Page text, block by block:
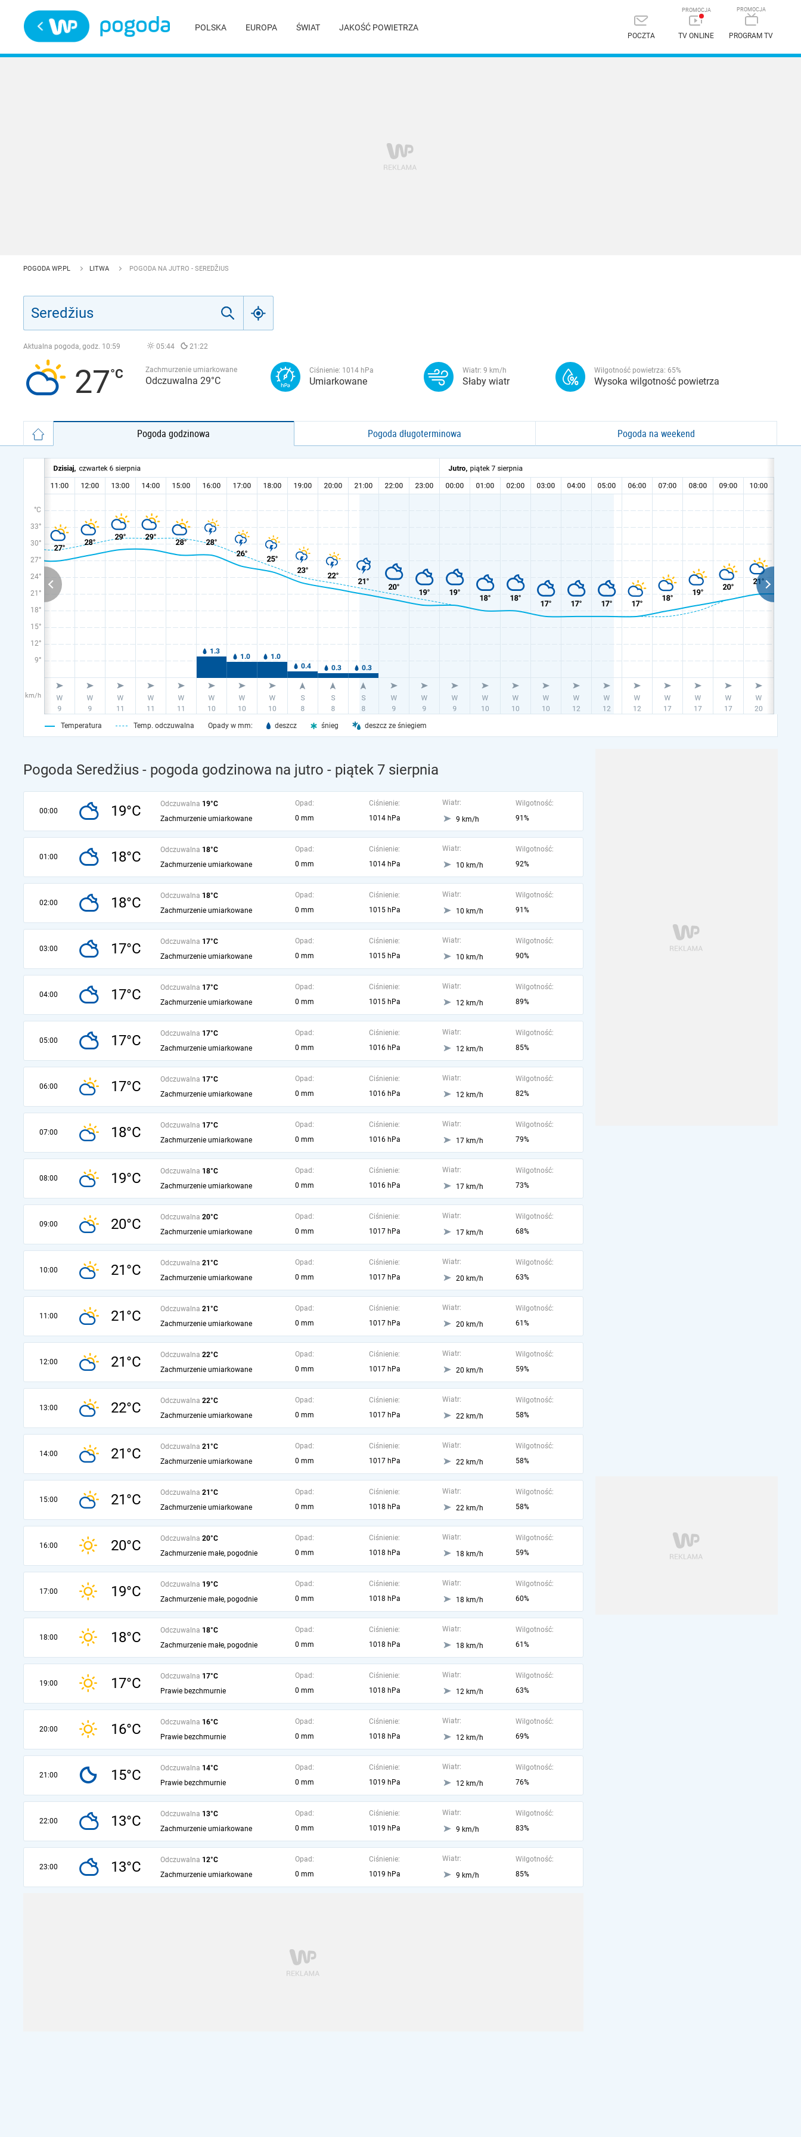
POLSKA EUROPA ŚWIAT JAKOŚĆ POWIETRZA
POCZTA TV ONLINE PROGRAM TV
POGODA WP.PL LITWA POGODA NA JUTRO - SEREDŽIUS
Aktualna pogoda, godz. 10:59 05:44 21:22
27 Zachmurzenie umiarkowane
Odczuwalna 29°C
Ciśnienie: 1014 hPa
Umiarkowane
Wiatr: 9 km/h
Słaby wiatr
Wilgotność powietrza: 65%
Wysoka wilgotność powietrza
Pogoda godzinowa Pogoda długoterminowa Pogoda na weekend
°C
33°
30°
27°
24°
21°
18°
15°
12°
9°
km/h
Temperatura Temp. odczuwalna Opady w mm: deszcz śnieg deszcz ze śniegiem
Pogoda Seredžius - pogoda godzinowa na jutro - piątek 7 sierpnia
00:00 19°C Odczuwalna 19°C
Zachmurzenie umiarkowane
Opad:
0 mm
Ciśnienie:
1014 hPa
Wiatr:
9 km/h
Wilgotność:
91%
01:00 18°C Odczuwalna 18°C
Zachmurzenie umiarkowane
Opad:
0 mm
Ciśnienie:
1014 hPa
Wiatr:
10 km/h
Wilgotność:
92%
02:00 18°C Odczuwalna 18°C
Zachmurzenie umiarkowane
Opad:
0 mm
Ciśnienie:
1015 hPa
Wiatr:
10 km/h
Wilgotność:
91%
03:00 17°C Odczuwalna 17°C
Zachmurzenie umiarkowane
Opad:
0 mm
Ciśnienie:
1015 hPa
Wiatr:
10 km/h
Wilgotność:
90%
04:00 17°C Odczuwalna 17°C
Zachmurzenie umiarkowane
Opad:
0 mm
Ciśnienie:
1015 hPa
Wiatr:
12 km/h
Wilgotność:
89%
05:00 17°C Odczuwalna 17°C
Zachmurzenie umiarkowane
Opad:
0 mm
Ciśnienie:
1016 hPa
Wiatr:
12 km/h
Wilgotność:
85%
06:00 17°C Odczuwalna 17°C
Zachmurzenie umiarkowane
Opad:
0 mm
Ciśnienie:
1016 hPa
Wiatr:
12 km/h
Wilgotność:
82%
07:00 18°C Odczuwalna 17°C
Zachmurzenie umiarkowane
Opad:
0 mm
Ciśnienie:
1016 hPa
Wiatr:
17 km/h
Wilgotność:
79%
08:00 19°C Odczuwalna 18°C
Zachmurzenie umiarkowane
Opad:
0 mm
Ciśnienie:
1016 hPa
Wiatr:
17 km/h
Wilgotność:
73%
09:00 20°C Odczuwalna 20°C
Zachmurzenie umiarkowane
Opad:
0 mm
Ciśnienie:
1017 hPa
Wiatr:
17 km/h
Wilgotność:
68%
10:00 21°C Odczuwalna 21°C
Zachmurzenie umiarkowane
Opad:
0 mm
Ciśnienie:
1017 hPa
Wiatr:
20 km/h
Wilgotność:
63%
11:00 21°C Odczuwalna 21°C
Zachmurzenie umiarkowane
Opad:
0 mm
Ciśnienie:
1017 hPa
Wiatr:
20 km/h
Wilgotność:
61%
12:00 21°C Odczuwalna 22°C
Zachmurzenie umiarkowane
Opad:
0 mm
Ciśnienie:
1017 hPa
Wiatr:
20 km/h
Wilgotność:
59%
13:00 22°C Odczuwalna 22°C
Zachmurzenie umiarkowane
Opad:
0 mm
Ciśnienie:
1017 hPa
Wiatr:
22 km/h
Wilgotność:
58%
14:00 21°C Odczuwalna 21°C
Zachmurzenie umiarkowane
Opad:
0 mm
Ciśnienie:
1017 hPa
Wiatr:
22 km/h
Wilgotność:
58%
15:00 21°C Odczuwalna 21°C
Zachmurzenie umiarkowane
Opad:
0 mm
Ciśnienie:
1018 hPa
Wiatr:
22 km/h
Wilgotność:
58%
16:00 20°C Odczuwalna 20°C
Zachmurzenie małe, pogodnie
Opad:
0 mm
Ciśnienie:
1018 hPa
Wiatr:
18 km/h
Wilgotność:
59%
17:00 19°C Odczuwalna 19°C
Zachmurzenie małe, pogodnie
Opad:
0 mm
Ciśnienie:
1018 hPa
Wiatr:
18 km/h
Wilgotność:
60%
18:00 18°C Odczuwalna 18°C
Zachmurzenie małe, pogodnie
Opad:
0 mm
Ciśnienie:
1018 hPa
Wiatr:
18 km/h
Wilgotność:
61%
19:00 17°C Odczuwalna 17°C
Prawie bezchmurnie
Opad:
0 mm
Ciśnienie:
1018 hPa
Wiatr:
12 km/h
Wilgotność:
63%
20:00 16°C Odczuwalna 16°C
Prawie bezchmurnie
Opad:
0 mm
Ciśnienie:
1018 hPa
Wiatr:
12 km/h
Wilgotność:
69%
21:00 15°C Odczuwalna 14°C
Prawie bezchmurnie
Opad:
0 mm
Ciśnienie:
1019 hPa
Wiatr:
12 km/h
Wilgotność:
76%
22:00 13°C Odczuwalna 13°C
Zachmurzenie umiarkowane
Opad:
0 mm
Ciśnienie:
1019 hPa
Wiatr:
9 km/h
Wilgotność:
83%
23:00 13°C Odczuwalna 12°C
Zachmurzenie umiarkowane
Opad:
0 mm
Ciśnienie:
1019 hPa
Wiatr:
9 km/h
Wilgotność:
85%